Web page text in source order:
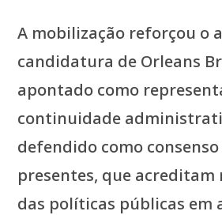
A mobilização reforçou o
candidatura de Orleans
apontado como
continuidade
defendido como
presentes, que acreditam
das políticas públicas em